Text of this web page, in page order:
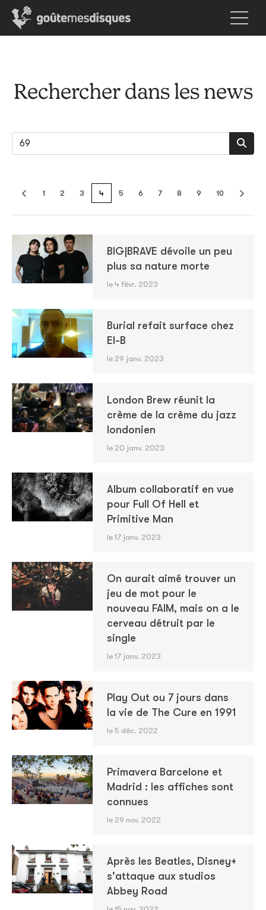
Rechercher dans les news
1 2 3 4 5 6 7 8 9 10
BIG|BRAVE dévoile un peu
plus sa nature morte
le 4 févr. 2023
Burial refait surface chez
El-B
le 29 janv. 2023
London Brew réunit la
crème de la crème du jazz
londonien
le 20 janv. 2023
Album collaboratif en vue
pour Full Of Hell et
Primitive Man
le 17 janv. 2023
On aurait aimé trouver un
jeu de mot pour le
nouveau FAIM, mais on a le
cerveau détruit par le
single
le 17 janv. 2023
Play Out ou 7 jours dans
la vie de The Cure en 1991
le 5 déc. 2022
Primavera Barcelone et
Madrid : les affiches sont
connues
le 29 nov. 2022
Après les Beatles, Disney+
s'attaque aux studios
Abbey Road